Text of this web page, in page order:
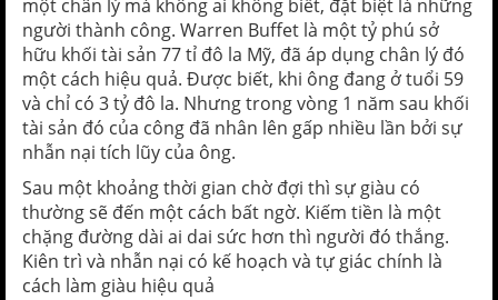
một chân lý mà không ai không biết, đặt biệt là những
người thành công. Warren Buffet là một tỷ phú sở
hữu khối tài sản 77 tỉ đô la Mỹ, đã áp dụng chân lý đó
một cách hiệu quả. Được biết, khi ông đang ở tuổi 59
và chỉ có 3 tỷ đô la. Nhưng trong vòng 1 năm sau khối
tài sản đó của công đã nhân lên gấp nhiều lần bởi sự
nhẫn nại tích lũy của ông.
Sau một khoảng thời gian chờ đợi thì sự giàu có
thường sẽ đến một cách bất ngờ. Kiếm tiền là một
chặng đường dài ai dai sức hơn thì người đó thắng.
Kiên trì và nhẫn nại có kế hoạch và tự giác chính là
cách làm giàu hiệu quả